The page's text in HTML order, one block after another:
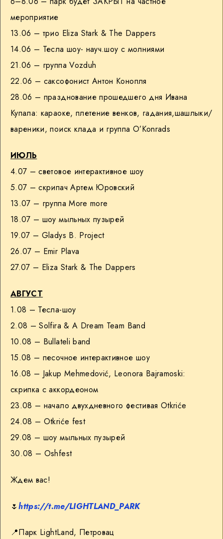
мероприятие
13.06 – трио Eliza Stark & The Dappers
14.06 – Тесла шоу- науч.шоу с молниями
21.06 – группа Vozduh
22.06 – саксофонист Антон Конопля
28.06 – празднование прошедшего дня Ивана
Купала: караоке, плетение венков, гадания,шашлыки/
вареники, поиск клада и группа О’Konrads
ИЮЛЬ
4.07 – световое интерактивное шоу
5.07 – скрипач Артем Юровский
13.07 – группа More more
18.07 – шоу мыльных пузырей
19.07 – Gladys B. Project
26.07 – Emir Plava
27.07 – Eliza Stark & The Dappers
АВГУСТ
1.08 – Тесла-шоу
2.08 – Solfira & A Dream Team Band
10.08 – Bullateli band
15.08 – песочное интерактивное шоу
16.08 – Jakup Mehmedović, Leonora Bajramoski:
скрипка с аккордеоном
23.08 – начало двухдневного фестивая Otkriće
24.08 – Otkriće fest
29.08 – шоу мыльных пузырей
30.08 – Оshfest
Ждем вас!
🌷https://t.me/LIGHTLAND_PARK
📍Парк LightLand, Петровац